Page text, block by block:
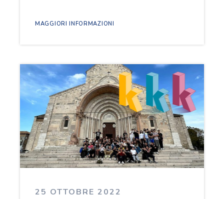
MAGGIORI INFORMAZIONI
25 OTTOBRE 2022